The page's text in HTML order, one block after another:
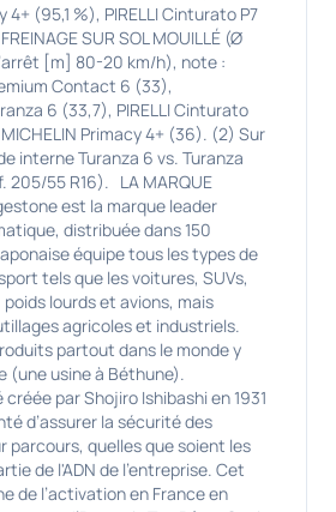
4+ (95,1 %), PIRELLI Cinturato P7
SUR SOL MOUILLÉ (Ø
[m] 80-20 km/h), note :
Contact 6 (33),
6 (33,7), PIRELLI Cinturato
Primacy 4+ (36). (2) Sur
interne Turanza 6 vs. Turanza
205/55 R16). LA MARQUE
est la marque leader
distribuée dans 150
équipe tous les types de
tels que les voitures, SUVs,
lourds et avions, mais
agricoles et industriels.
partout dans le monde y
(une usine à Béthune).
par Shojiro Ishibashi en 1931
d’assurer la sécurité des
parcours, quelles que soient les
de l'ADN de l’entreprise. Cet
de l’activation en France en